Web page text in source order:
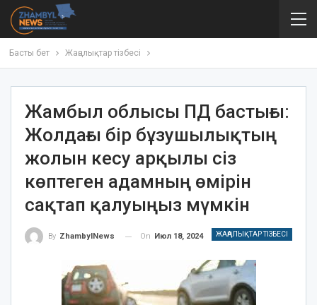
Басты бет Жаңалықтар тізбесі
Жамбыл облысы ПД бастығы:
Жолдағы бір бұзушылықтың
жолын кесу арқылы сіз
көптеген адамның өмірін
сақтап қалуыңыз мүмкін
ЖАҢАЛЫҚТАР ТІЗБЕСІ
By ZhambylNews On Июл 18, 2024